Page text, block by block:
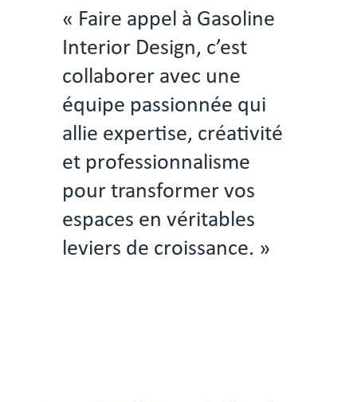
« Faire appel à Gasoline
Interior Design, c’est
collaborer avec une
équipe passionnée qui
allie expertise, créativité
et professionnalisme
pour transformer vos
espaces en véritables
leviers de croissance. »